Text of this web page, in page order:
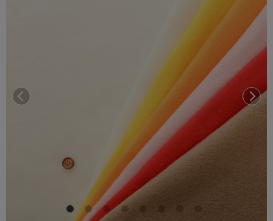
前へ 次へ